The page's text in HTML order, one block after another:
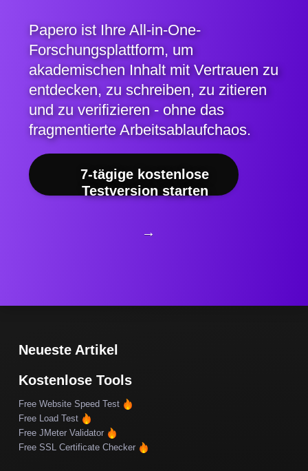
Papero ist Ihre All-in-One-
Forschungsplattform, um
akademischen Inhalt mit Vertrauen zu
entdecken, zu schreiben, zu zitieren
und zu verifizieren - ohne das
fragmentierte Arbeitsablaufchaos.
7-tägige kostenlose
Testversion starten
→
Neueste Artikel
Kostenlose Tools
Free Website Speed Test
Free Load Test
Free JMeter Validator
Free SSL Certificate Checker